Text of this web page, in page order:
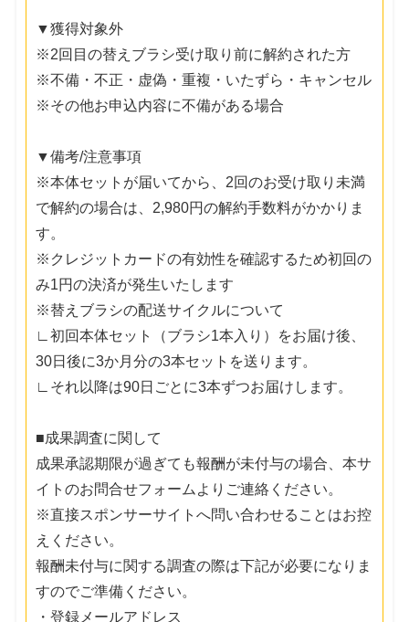
▼獲得対象外
※2回目の替えブラシ受け取り前に解約された方
※不備・不正・虚偽・重複・いたずら・キャンセル
※その他お申込内容に不備がある場合
▼備考/注意事項
※本体セットが届いてから、2回のお受け取り未満
で解約の場合は、2,980円の解約手数料がかかりま
す。
※クレジットカードの有効性を確認するため初回の
み1円の決済が発生いたします
※替えブラシの配送サイクルについて
∟初回本体セット（ブラシ1本入り）をお届け後、
30日後に3か月分の3本セットを送ります。
∟それ以降は90日ごとに3本ずつお届けします。
■成果調査に関して
成果承認期限が過ぎても報酬が未付与の場合、本サ
イトのお問合せフォームよりご連絡ください。
※直接スポンサーサイトへ問い合わせることはお控
えください。
報酬未付与に関する調査の際は下記が必要になりま
すのでご準備ください。
・登録メールアドレス